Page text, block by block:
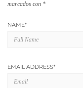
marcados con *
NAME*
EMAIL ADDRESS*